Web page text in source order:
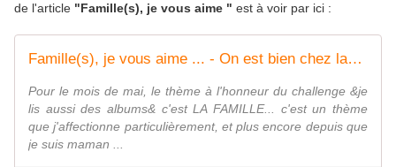
de l'article "Famille(s), je vous aime " est à voir par ici :
Famille(s), je vous aime ... - On est bien chez laurette
Pour le mois de mai, le thème à l'honneur du challenge &je
lis aussi des albums& c'est LA FAMILLE... c'est un thème
que j'affectionne particulièrement, et plus encore depuis que
je suis maman ...